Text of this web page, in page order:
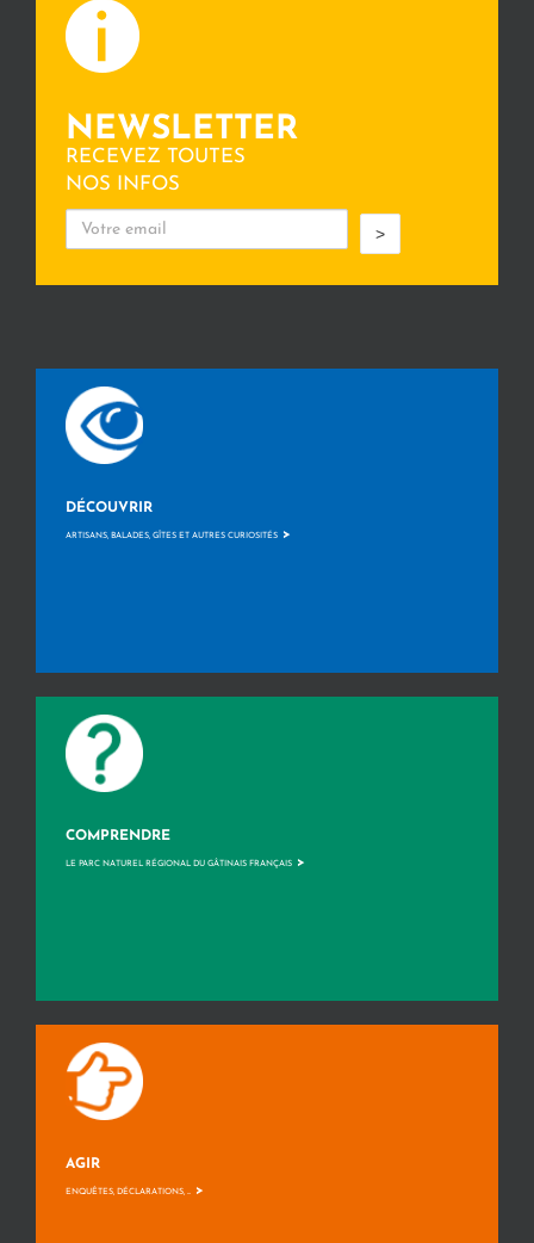
NEWSLETTER
RECEVEZ TOUTES
NOS INFOS
>
DÉCOUVRIR
ARTISANS, BALADES, GÎTES ET AUTRES CURIOSITÉS >
COMPRENDRE
LE PARC NATUREL RÉGIONAL DU GÂTINAIS FRANÇAIS >
AGIR
ENQUÊTES, DÉCLARATIONS, ... >